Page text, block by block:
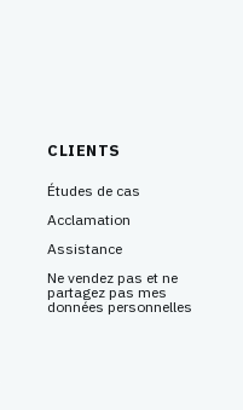
CLIENTS
Études de cas
Acclamation
Assistance
Ne vendez pas et ne
partagez pas mes
données personnelles